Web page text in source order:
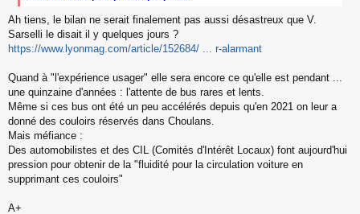
u
Ah tiens, le bilan ne serait finalement pas aussi désastreux que V.
Sarselli le disait il y quelques jours ?
https://www.lyonmag.com/article/152684/ ... r-alarmant
Quand à "l'expérience usager" elle sera encore ce qu'elle est pendant ...
une quinzaine d'années : l'attente de bus rares et lents.
Même si ces bus ont été un peu accélérés depuis qu'en 2021 on leur a
donné des couloirs réservés dans Choulans.
Mais méfiance :
Des automobilistes et des CIL (Comités d'Intérêt Locaux) font aujourd'hui
pression pour obtenir de la "fluidité pour la circulation voiture en
supprimant ces couloirs"
A+